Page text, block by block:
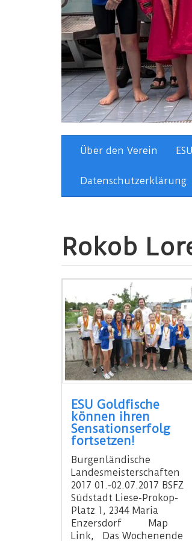
Über den Verein
Datenschutzerklärung
Rokob
ESU Goldfische
können ihren
Sensationserfolg
fortsetzen!
Burgenländische
Landesmeisterschaften
2017 01.-02.07.2017 BSFZ
Südstadt Liese-Prokop-
Platz 1, 2344 Maria
Enzersdorf Map
Link, Das Wochenende